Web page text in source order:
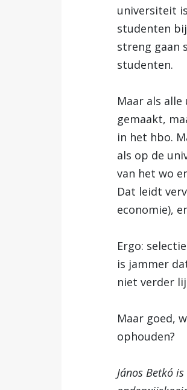
universiteit
studenten
streng gaan
studenten.
Maar als
gemaakt,
in het hbo.
als op de
van het wo
Dat leidt
economie),
Ergo:
is jammer
niet verder
Maar goed,
ophouden?
János Betkó